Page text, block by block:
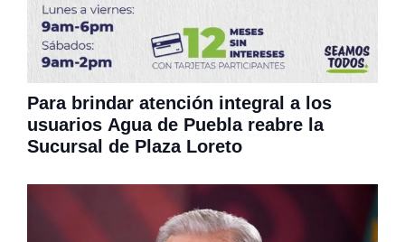
Para brindar atención integral a los
usuarios Agua de Puebla reabre la
Sucursal de Plaza Loreto